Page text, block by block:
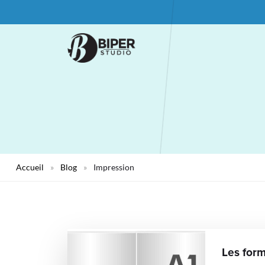
Accueil » Blog » Impression
Les